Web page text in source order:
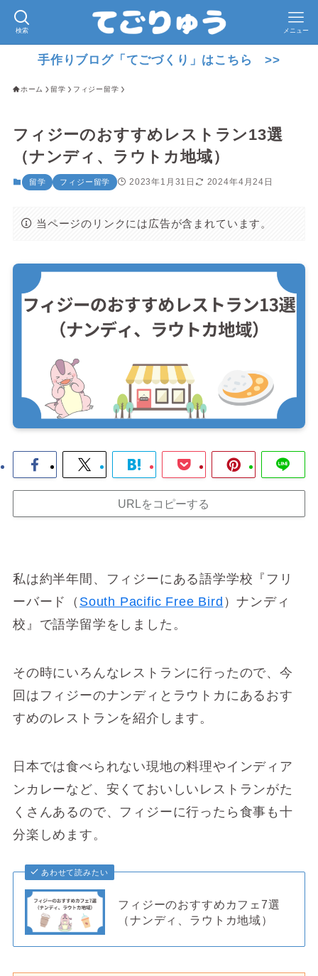
検索 メニュー
手作りブログ「てごづくり」はこちら >>
ホーム 留学 フィジー留学
フィジーのおすすめレストラン13選
（ナンディ、ラウトカ地域）
留学 フィジー留学 2023年1月31日 2024年4月24日
当ページのリンクには広告が含まれています。
URLをコピーする
私は約半年間、フィジーにある語学学校『フリ
ーバード（ South Pacific Free Bird ）ナンディ
校』で語学留学をしました。
その時にいろんなレストランに行ったので、今
回はフィジーのナンディとラウトカにあるおす
すめのレストランを紹介します。
日本では食べられない現地の料理やインディア
ンカレーなど、安くておいしいレストランがた
くさんあるので、フィジーに行ったら食事も十
分楽しめます。
あわせて読みたい
フィジーのおすすめカフェ7選
（ナンディ、ラウトカ地域）